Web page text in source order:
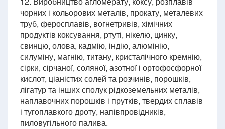
чорних і кольорових металів, прокату, металевих
труб, феросплавів, вогнетривів, хімічних
продуктів коксування, ртуті, нікелю, цинку,
свинцю, олова, кадмію, індію, алюмінію,
силуміну, магнію, титану, кристалічного кремнію,
сірки, сірчаної, соляної, азотної і ортофосфорної
кислот, ціаністих солей та розчинів, порошків,
лігатур та інших сполук рідкоземельних металів,
наплавочних порошків і прутків, твердих сплавів
і тугоплавкого дроту, напівпровідників,
пиловугільного палива.